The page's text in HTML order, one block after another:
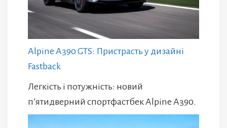
Alpine A390 GTS: Пристрасть у дизайні
Fastback
Легкість і потужність: новий
п’ятидверний спортфастбек Alpine A390.